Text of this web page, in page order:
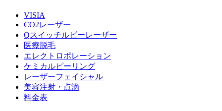
VISIA
CO2レーザー
Qスイッチルビーレーザー
医療脱毛
エレクトロポレーション
ケミカルピーリング
レーザーフェイシャル
美容注射・点滴
料金表